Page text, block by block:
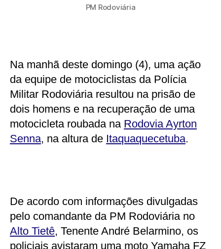
PM Rodoviária
Na manhã deste domingo (4), uma ação
da equipe de motociclistas da Polícia
Militar Rodoviária resultou na prisão de
dois homens e na recuperação de uma
motocicleta roubada na Rodovia Ayrton
Senna, na altura de Itaquaquecetuba.
De acordo com informações divulgadas
pelo comandante da PM Rodoviária no
Alto Tietê, Tenente André Belarmino, os
policiais avistaram uma moto Yamaha FZ